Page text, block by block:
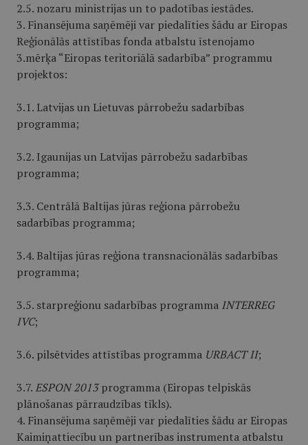
2.5. nozaru ministrijas un to padotības iestādes.
3. Finansējuma saņēmēji var piedalīties šādu ar Eiropas
Reģionālās attīstības fonda atbalstu īstenojamo
3.mērķa “Eiropas teritoriālā sadarbība” programmu
projektos:
3.1. Latvijas un Lietuvas pārrobežu sadarbības
programma;
3.2. Igaunijas un Latvijas pārrobežu sadarbības
programma;
3.3. Centrālā Baltijas jūras reģiona pārrobežu
sadarbības programma;
3.4. Baltijas jūras reģiona transnacionālās sadarbības
programma;
3.5. starpreģionu sadarbības programma INTERREG
IVC;
3.6. pilsētvides attīstības programma URBACT II;
3.7.ESPON 2013programma (Eiropas telpiskās
plānošanas pārraudzības tīkls).
4. Finansējuma saņēmēji var piedalīties šādu ar Eiropas
Kaimiņattiecību un partnerības instrumenta atbalstu